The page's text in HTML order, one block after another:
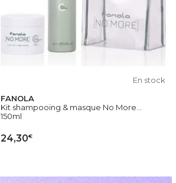
En stock
FANOLA
Kit shampooing & masque No More...
150ml
24,30€